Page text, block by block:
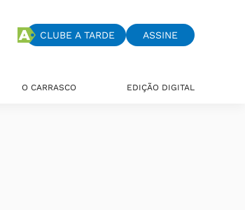
CLUBE A TARDE ASSINE
O CARRASCO EDIÇÃO DIGITAL